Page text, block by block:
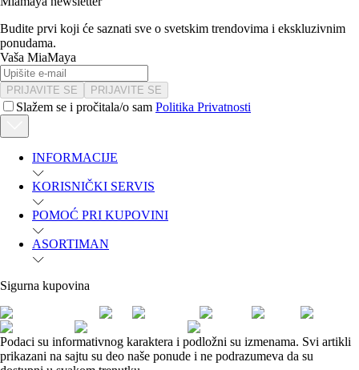
Budite prvi koji će saznati sve o svetskim trendovima i ekskluzivnim
ponudama.
Vaša MiaMaya
PRIJAVITE SE PRIJAVITE SE
Slažem se i pročitala/o sam Politika Privatnosti
INFORMACIJE
KORISNIČKI SERVIS
POMOĆ PRI KUPOVINI
ASORTIMAN
Sigurna kupovina
Podaci su informativnog karaktera i podložni su izmenama. Svi artikli
prikazani na sajtu su deo naše ponude i ne podrazumeva da su